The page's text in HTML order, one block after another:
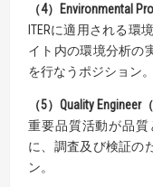
（4） Environmental
ITERに適用される環
イト内の環境分析の
を行なうポジション。
（5）Quality Engineer
重要品質活動が品
に、調査及び検証の
ン。